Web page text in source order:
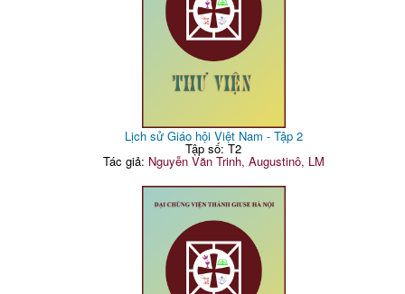
Lịch sử Giáo hội Việt Nam - Tập 2
Tập số: T2
Tác giả: Nguyễn Văn Trinh, Augustinô, LM